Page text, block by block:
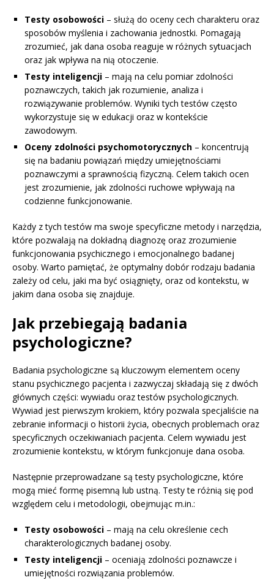
Testy osobowości – służą do oceny cech charakteru oraz
sposobów myślenia i zachowania jednostki. Pomagają
zrozumieć, jak dana osoba reaguje w różnych sytuacjach
oraz jak wpływa na nią otoczenie.
Testy inteligencji – mają na celu pomiar zdolności
poznawczych, takich jak rozumienie, analiza i
rozwiązywanie problemów. Wyniki tych testów często
wykorzystuje się w edukacji oraz w kontekście
zawodowym.
Oceny zdolności psychomotorycznych – koncentrują
się na badaniu powiązań między umiejętnościami
poznawczymi a sprawnością fizyczną. Celem takich ocen
jest zrozumienie, jak zdolności ruchowe wpływają na
codzienne funkcjonowanie.
Każdy z tych testów ma swoje specyficzne metody i narzędzia,
które pozwalają na dokładną diagnozę oraz zrozumienie
funkcjonowania psychicznego i emocjonalnego badanej
osoby. Warto pamiętać, że optymalny dobór rodzaju badania
zależy od celu, jaki ma być osiągnięty, oraz od kontekstu, w
jakim dana osoba się znajduje.
Jak przebiegają badania
psychologiczne?
Badania psychologiczne są kluczowym elementem oceny
stanu psychicznego pacjenta i zazwyczaj składają się z dwóch
głównych części: wywiadu oraz testów psychologicznych.
Wywiad jest pierwszym krokiem, który pozwala specjaliście na
zebranie informacji o historii życia, obecnych problemach oraz
specyficznych oczekiwaniach pacjenta. Celem wywiadu jest
zrozumienie kontekstu, w którym funkcjonuje dana osoba.
Następnie przeprowadzane są testy psychologiczne, które
mogą mieć formę pisemną lub ustną. Testy te różnią się pod
względem celu i metodologii, obejmując m.in.:
Testy osobowości – mają na celu określenie cech
charakterologicznych badanej osoby.
Testy inteligencji – oceniają zdolności poznawcze i
umiejętności rozwiązania problemów.